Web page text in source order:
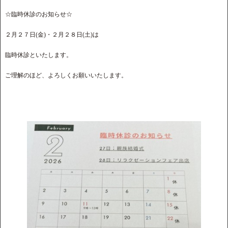
☆臨時休診のお知らせ☆
２月２７日(金)・２月２８日(土)は
臨時休診といたします。
ご理解のほど、よろしくお願いいたします。